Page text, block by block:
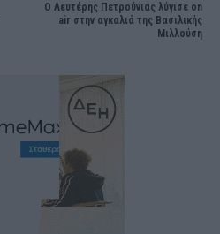
O Λευτέρης Πετρούνιας λύγισε on
air στην αγκαλιά της Βασιλικής
Μιλλούση